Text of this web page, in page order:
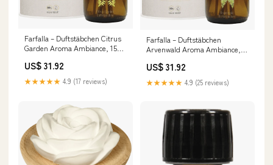
Farfalla – Duftstäbchen Citrus
Garden Aroma Ambiance, 150
US$ 31.92
★★★★★ 4.9 (17 reviews)
Farfalla – Duftstäbchen
Arvenwald Aroma Ambiance,
US$ 31.92
★★★★★ 4.9 (25 reviews)